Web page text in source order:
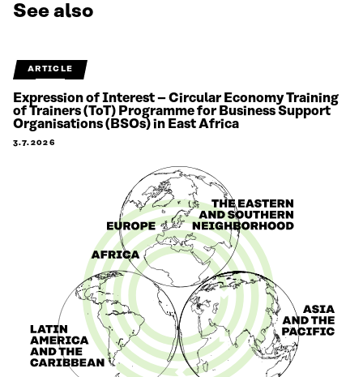
See also
ARTICLE
Expression of Interest – Circular Economy Training
of Trainers (ToT) Programme for Business Support
Organisations (BSOs) in East Africa
3.7.2026